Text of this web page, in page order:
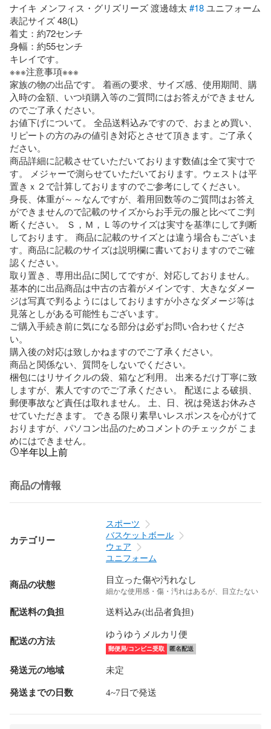
ナイキ メンフィス・グリズリーズ 渡邊雄太 #18 ユニフォーム
表記サイズ 48(L)
着丈：約72センチ
身幅：約55センチ
キレイです。
※※※注意事項※※※
家族の物の出品です。 着画の要求、サイズ感、使用期間、購
入時の金額、いつ頃購入等のご質問にはお答えができません
のでご了承ください。
お値下げについて。 全品送料込みですので、おまとめ買い、
リピートの方のみの値引き対応とさせて頂きます。ご了承く
ださい。
商品詳細に記載させていただいております数値は全て実寸で
す。 メジャーで測らせていただいております。ウェストは平
置きｘ２で計算しておりますのでご参考にしてください。
身長、体重が～～なんですが、着用回数等のご質問はお答え
ができませんので記載のサイズからお手元の服と比べてご判
断ください。 Ｓ，Ｍ，Ｌ等のサイズは実寸を基準にして判断
しております。 商品に記載のサイズとは違う場合もございま
す。商品に記載のサイズは説明欄に書いておりますのでご確
認ください。
取り置き、専用出品に関してですが、対応しておりません。
基本的に出品商品は中古の古着がメインです、大きなダメー
ジは写真で判るようにはしておりますが小さなダメージ等は
見落としがある可能性もございます。
ご購入手続き前に気になる部分は必ずお問い合わせくださ
い。
購入後の対応は致しかねますのでご了承ください。
商品と関係ない、質問をしないでください。
梱包にはリサイクルの袋、箱など利用。 出来るだけ丁寧に致
しますが、素人ですのでご了承ください。 配送による破損、
郵便事故など責任は取れません。 土、日、祝は発送お休みさ
せていただきます。 できる限り素早いレスポンスを心がけて
おりますが、パソコン出品のためコメントのチェックが こま
めにはできません。
半年以上前
商品の情報
カテゴリー
スポーツ
バスケットボール
ウェア
ユニフォーム
商品の状態 目立った傷や汚れなし
細かな使用感・傷・汚れはあるが、目立たない
配送料の負担 送料込み(出品者負担)
配送の方法
ゆうゆうメルカリ便
郵便局/コンビニ受取 匿名配送
発送元の地域 未定
発送までの日数 4~7日で発送